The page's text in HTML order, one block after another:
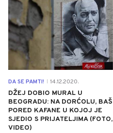
DA SE PAMTI! 14.12.2020.
DŽEJ DOBIO MURAL U
BEOGRADU: NA DORĆOLU, BAŠ
PORED KAFANE U KOJOJ JE
SJEDIO S PRIJATELJIMA (FOTO,
VIDEO)